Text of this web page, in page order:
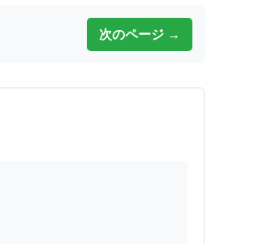
次のページ →